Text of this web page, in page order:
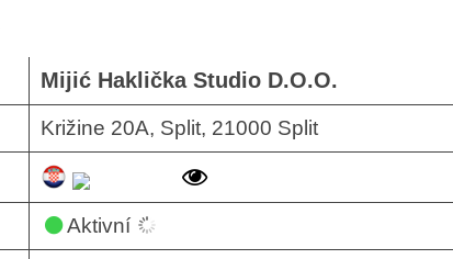
Mijić Haklička Studio D.O.O.
Križine 20A, Split, 21000 Split
Aktivní